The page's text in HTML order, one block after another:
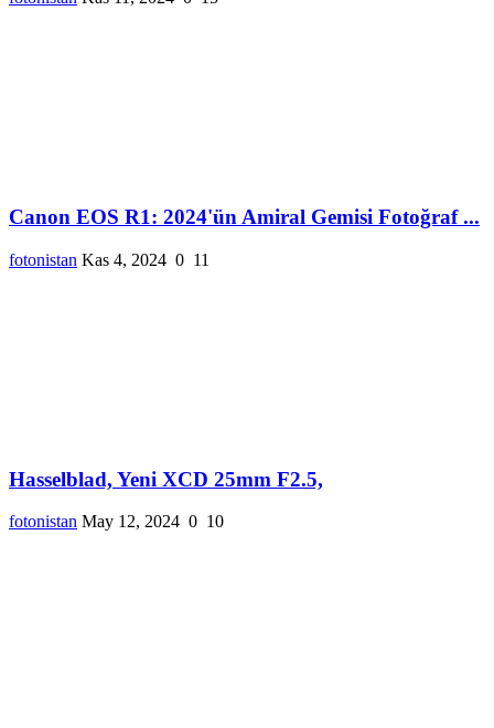
Canon EOS R1: 2024'ün Amiral Gemisi Fotoğraf ...
fotonistan Kas 4, 2024 0 11
Hasselblad, Yeni XCD 25mm F2.5,
fotonistan May 12, 2024 0 10